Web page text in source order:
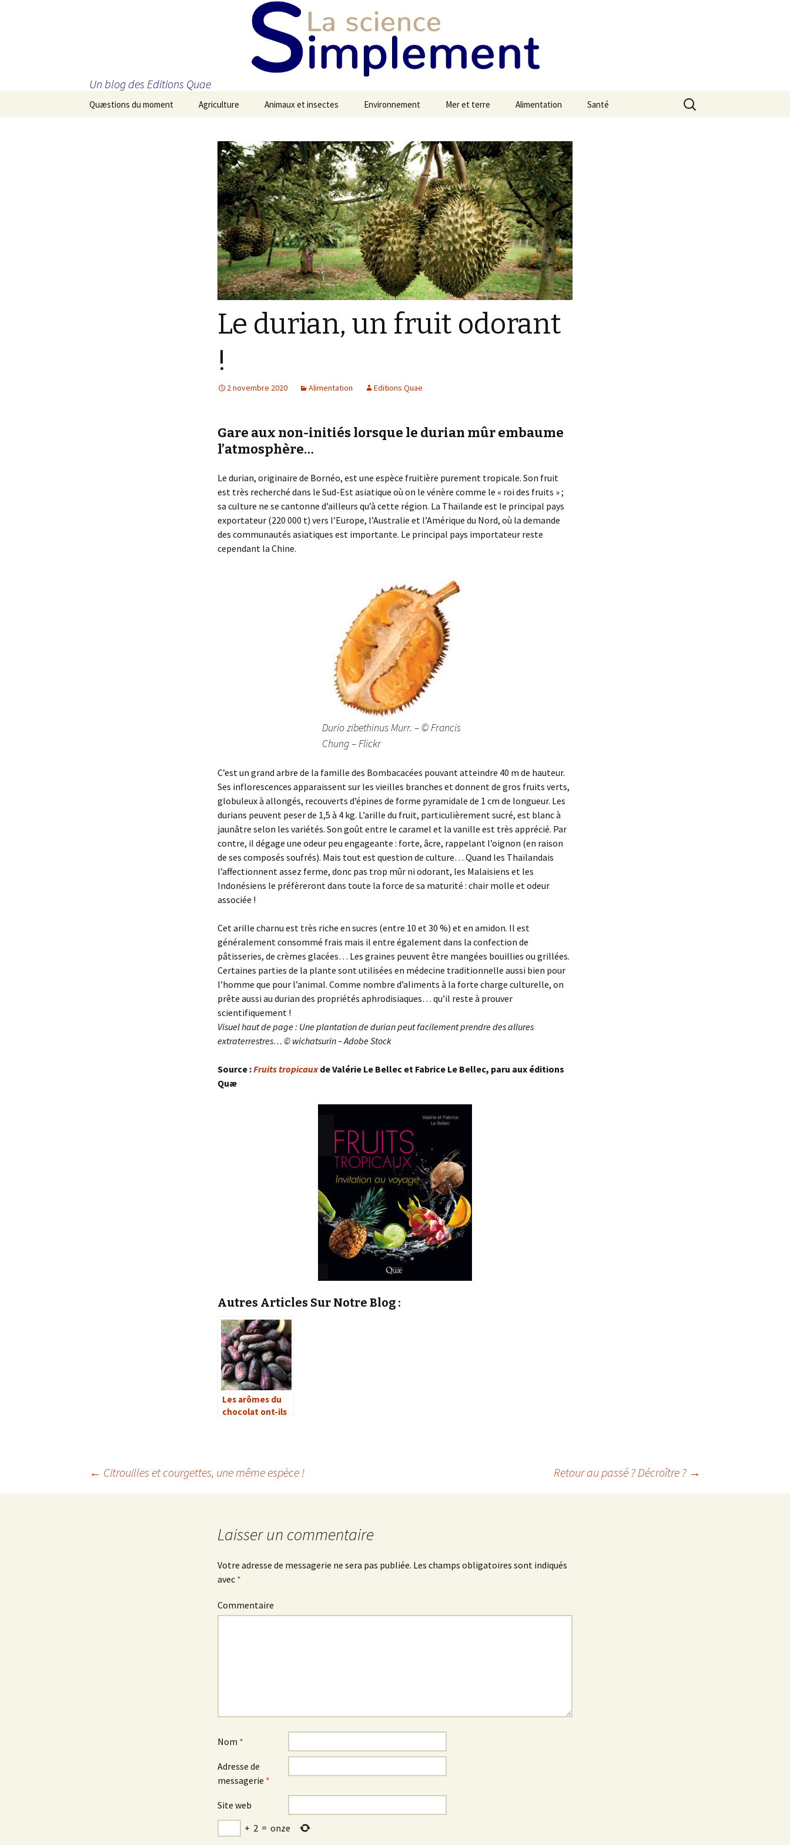
Un blog des Editions Quae
Aller
Quæstions du moment Agriculture Animaux et insectes Environnement Mer et terre Alimentation Santé Rechercher :
Le durian, un fruit odorant
!
2 novembre 2020 Alimentation Editions Quae
Gare aux non-initiés lorsque le durian mûr embaume
l’atmosphère…
Le durian, originaire de Bornéo, est une espèce fruitière purement tropicale. Son fruit
est très recherché dans le Sud-Est asiatique où on le vénère comme le « roi des fruits » ;
sa culture ne se cantonne d’ailleurs qu’à cette région. La Thaïlande est le principal pays
exportateur (220 000 t) vers l’Europe, l’Australie et l’Amérique du Nord, où la demande
des communautés asiatiques est importante. Le principal pays importateur reste
cependant la Chine.
Durio zibethinus Murr. – © Francis
Chung – Flickr
C’est un grand arbre de la famille des Bombacacées pouvant atteindre 40 m de hauteur.
Ses inflorescences apparaissent sur les vieilles branches et donnent de gros fruits verts,
globuleux à allongés, recouverts d’épines de forme pyramidale de 1 cm de longueur. Les
durians peuvent peser de 1,5 à 4 kg. L’arille du fruit, particulièrement sucré, est blanc à
jaunâtre selon les variétés. Son goût entre le caramel et la vanille est très apprécié. Par
contre, il dégage une odeur peu engageante : forte, âcre, rappelant l’oignon (en raison
de ses composés soufrés). Mais tout est question de culture… Quand les Thaïlandais
l’affectionnent assez ferme, donc pas trop mûr ni odorant, les Malaisiens et les
Indonésiens le préfèreront dans toute la force de sa maturité : chair molle et odeur
associée !
Cet arille charnu est très riche en sucres (entre 10 et 30 %) et en amidon. Il est
généralement consommé frais mais il entre également dans la confection de
pâtisseries, de crèmes glacées… Les graines peuvent être mangées bouillies ou grillées.
Certaines parties de la plante sont utilisées en médecine traditionnelle aussi bien pour
l’homme que pour l’animal. Comme nombre d’aliments à la forte charge culturelle, on
prête aussi au durian des propriétés aphrodisiaques… qu’il reste à prouver
scientifiquement !
Visuel haut de page : Une plantation de durian peut facilement prendre des allures
extraterrestres… © wichatsurin – Adobe Stock
Source :Fruits tropicauxde Valérie Le Bellec et Fabrice Le Bellec, paru aux éditions
Quæ
Autres Articles Sur Notre Blog :
Les arômes du
chocolat ont-ils
Navigation
← Citrouilles et courgettes, une même espèce ! Retour au passé ? Décroître ? →
Laisser un commentaire
Votre adresse de messagerie ne sera pas publiée. Les champs obligatoires sont indiqués
avec *
Commentaire
Nom *
Adresse de
messagerie *
Site web
+ 2 = onze